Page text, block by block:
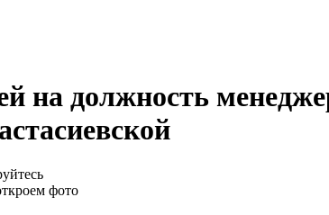
на должность
фото